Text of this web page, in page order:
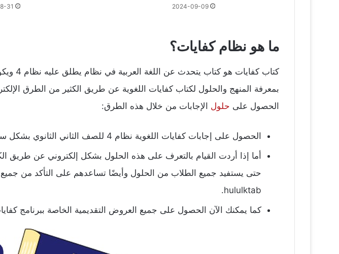
2024-09-09
31
ما هو نظام كفايات؟
بمعرفة المنهج والحلول لكتاب كفايات اللغوية عن طريق الكثير من الطرق
الحصول على حلول الإجابات من خلال هذه الطرق:
الحصول على إجابات كفايات اللغوية نظام 4 للصف الثاني الثانوي بشكل سمعي فيجب عليك أن تقوم بزيارة هذا الموقع .
أما إذا أردت القيام بالتعرف على هذه الحلول بشكل إلكتروني عن طريق
حتى يستفيد جميع الطلاب من الحلول وأيضًا تساعدهم على التأكد من
hululktab.
كما يمكنك الآن الحصول على جميع العروض التقديمية الخاصة ببرنامج كفايات 4 للصف الثاني الثانوي من خلال هذا الموقع الموجود في المصدر